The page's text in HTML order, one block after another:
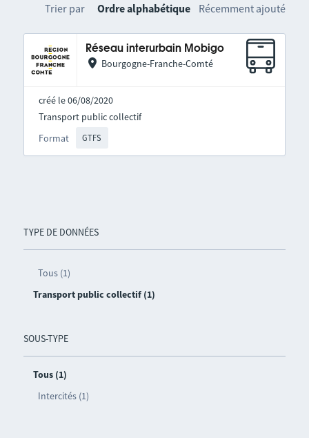
TYPE DE DONNÉES
Tous (1)
Transport public collectif (1)
SOUS-TYPE
Tous (1)
Intercités (1)
Trier par Ordre alphabétique Récemment ajouté
Réseau interurbain Mobigo
Bourgogne-Franche-Comté
créé le 06/08/2020
Format GTFS
Transport public collectif